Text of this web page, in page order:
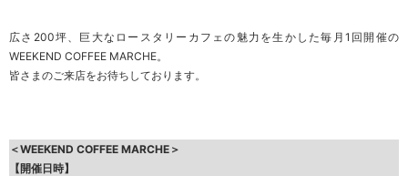
広さ200坪、巨大なロースタリーカフェの魅力を生かした毎月1回開催の
WEEKEND COFFEE MARCHE。
皆さまのご来店をお待ちしております。
＜WEEKEND COFFEE MARCHE＞
【開催日時】